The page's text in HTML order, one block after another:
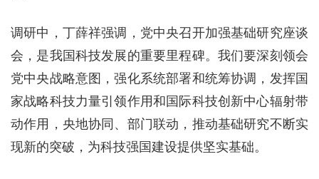
调研中，丁薛祥强调，党中央召开加强基础研究座谈
会，是我国科技发展的重要里程碑。我们要深刻领会
党中央战略意图，强化系统部署和统筹协调，发挥国
家战略科技力量引领作用和国际科技创新中心辐射带
动作用，央地协同、部门联动，推动基础研究不断实
现新的突破，为科技强国建设提供坚实基础。